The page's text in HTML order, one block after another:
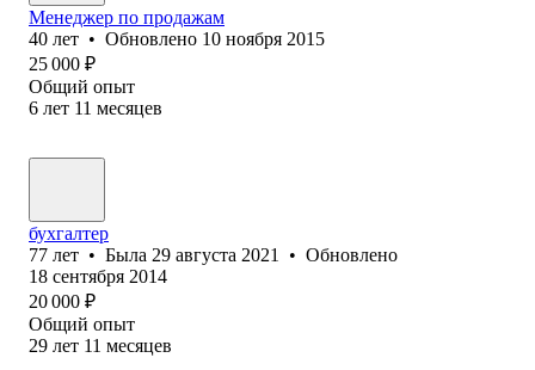
Менеджер по продажам
40 лет • Обновлено 10 ноября 2015
25 000 ₽
Общий опыт
6 лет 11 месяцев
бухгалтер
77 лет • Была 29 августа 2021 • Обновлено
18 сентября 2014
20 000 ₽
Общий опыт
29 лет 11 месяцев